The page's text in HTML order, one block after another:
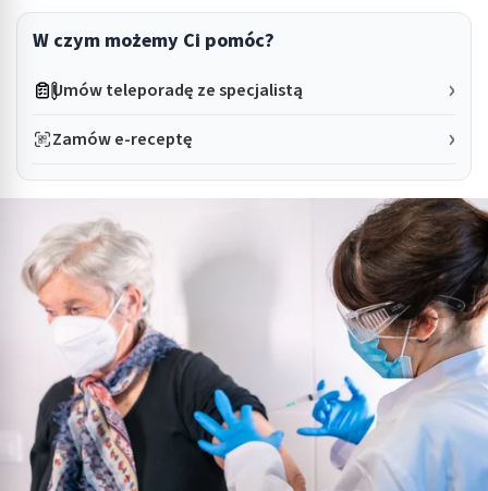
W czym możemy Ci pomóc?
Umów teleporadę ze specjalistą
Zamów e-receptę